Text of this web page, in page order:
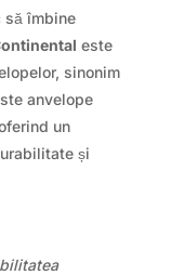
să îmbine
este
sinonim
anvelope
un
și